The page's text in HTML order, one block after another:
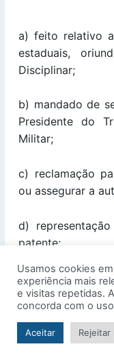
a) feito relativo
estaduais,
Disciplinar;
b) mandado de
Presidente do
Militar;
c) reclamação
ou assegurar a
d)
patente;
e) representação
f) ação rescisória;
g) revisão
Usamos cookies
experiência mais
e visitas repetidas.
concorda com o
Aceitar Rejeitar